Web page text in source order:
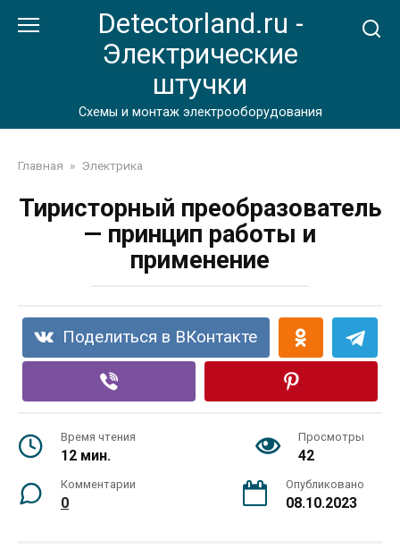
Detectorland.ru -
Электрические
штучки
Схемы и монтаж электрооборудования
Главная » Электрика
Тиристорный преобразователь
— принцип работы и
применение
Поделиться в ВКонтакте
Время чтения
12 мин.
Просмотры
42
Комментарии
0
Опубликовано
08.10.2023